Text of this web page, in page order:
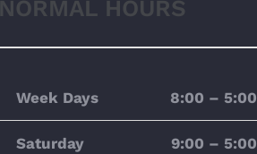
NORMAL HOURS
Week Days 8:00 – 5:00
Saturday 9:00 – 5:00